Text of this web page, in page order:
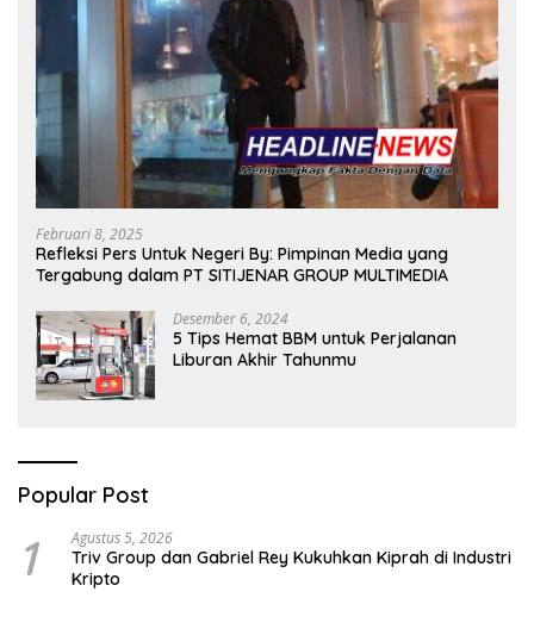
Februari 8, 2025
Refleksi Pers Untuk Negeri By: Pimpinan Media yang
Tergabung dalam PT SITIJENAR GROUP MULTIMEDIA
Desember 6, 2024
5 Tips Hemat BBM untuk Perjalanan
Liburan Akhir Tahunmu
Popular Post
1 Agustus 5, 2026
Triv Group dan Gabriel Rey Kukuhkan Kiprah di Industri
Kripto